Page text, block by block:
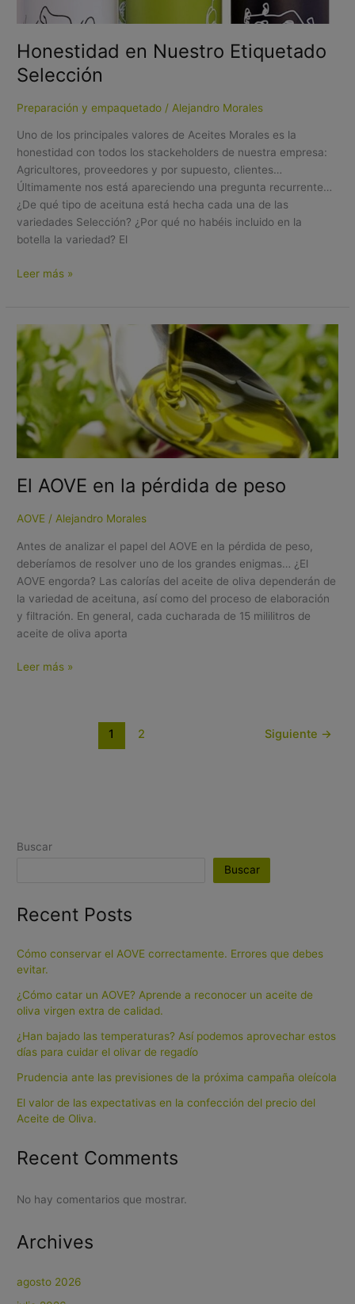
Honestidad en Nuestro Etiquetado
Selección
Preparación y empaquetado / Alejandro Morales
Uno de los principales valores de Aceites Morales es la
honestidad con todos los stackeholders de nuestra empresa:
Agricultores, proveedores y por supuesto, clientes…
Últimamente nos está apareciendo una pregunta recurrente…
¿De qué tipo de aceituna está hecha cada una de las
variedades Selección? ¿Por qué no habéis incluido en la
botella la variedad? El
Leer más »
El AOVE en la pérdida de peso
AOVE / Alejandro Morales
Antes de analizar el papel del AOVE en la pérdida de peso,
deberíamos de resolver uno de los grandes enigmas… ¿El
AOVE engorda? Las calorías del aceite de oliva dependerán de
la variedad de aceituna, así como del proceso de elaboración
y filtración. En general, cada cucharada de 15 mililitros de
aceite de oliva aporta
El
AOVE
la
pérdida
de
peso
Leer más »
1 2 Siguiente →
Buscar
Buscar
Recent Posts
Cómo conservar el AOVE correctamente. Errores que debes
evitar.
¿Cómo catar un AOVE? Aprende a reconocer un aceite de
oliva virgen extra de calidad.
¿Han bajado las temperaturas? Así podemos aprovechar estos
días para cuidar el olivar de regadío
Prudencia ante las previsiones de la próxima campaña oleícola
El valor de las expectativas en la confección del precio del
Aceite de Oliva.
Recent Comments
No hay comentarios que mostrar.
Archives
agosto 2026